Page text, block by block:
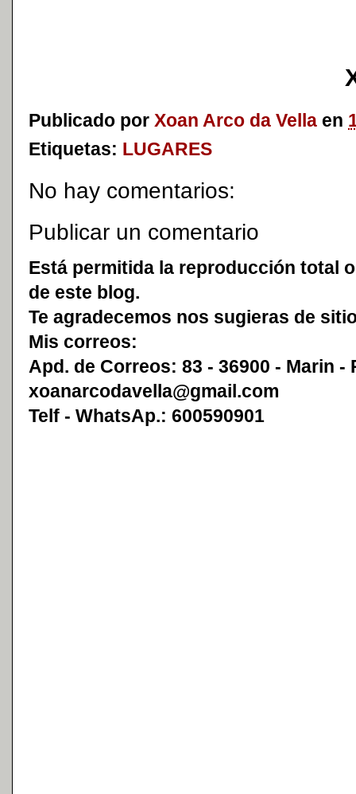
Publicado por Xoan Arco da Vella en
Etiquetas: LUGARES
No hay comentarios:
Publicar un comentario
Está permitida la reproducción total
de este blog.
Te agradecemos nos sugieras de
Mis correos:
Apd. de Correos: 83 - 36900 - Marin -
xoanarcodavella@gmail.com
Telf - WhatsAp.: 600590901